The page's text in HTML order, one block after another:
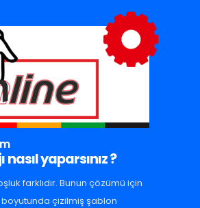
nasıl yaparsınız ?
farklıdır. Bunun çözümü için
çizilmiş şablon